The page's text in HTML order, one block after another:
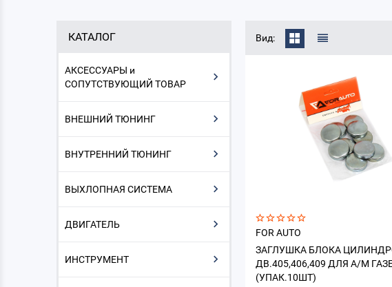
КАТАЛОГ
АКСЕССУАРЫ и
СОПУТСТВУЮЩИЙ ТОВАР
ВНЕШНИЙ ТЮНИНГ
ВНУТРЕННИЙ ТЮНИНГ
ВЫХЛОПНАЯ СИСТЕМА
ДВИГАТЕЛЬ
ИНСТРУМЕНТ
Вид:
FOR AUTO
ЗАГЛУШКА БЛОКА
ДВ.405,406,409 ДЛЯ А/М
(УПАК.10ШТ)